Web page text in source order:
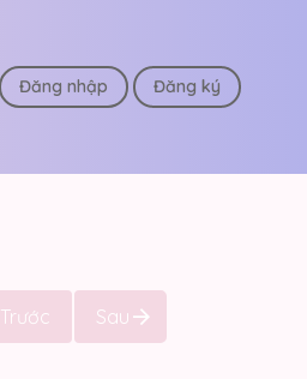
Đăng nhập Đăng ký
Trước Sau